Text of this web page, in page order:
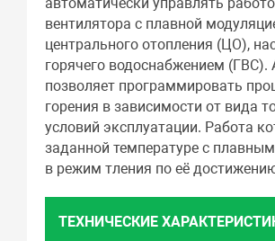
автоматически управлять
вентилятора с плавной
центрального отопления (ЦО),
горячего водоснабжением (ГВС).
позволяет программировать
горения в зависимости от вида
условий эксплуатации. Работа
заданной температуре с
в режим тления по её
ТЕХНИЧЕСКИЕ